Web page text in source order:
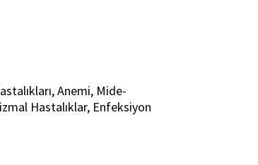
Anemi, Mide-
Hastalıklar, Enfeksiyon